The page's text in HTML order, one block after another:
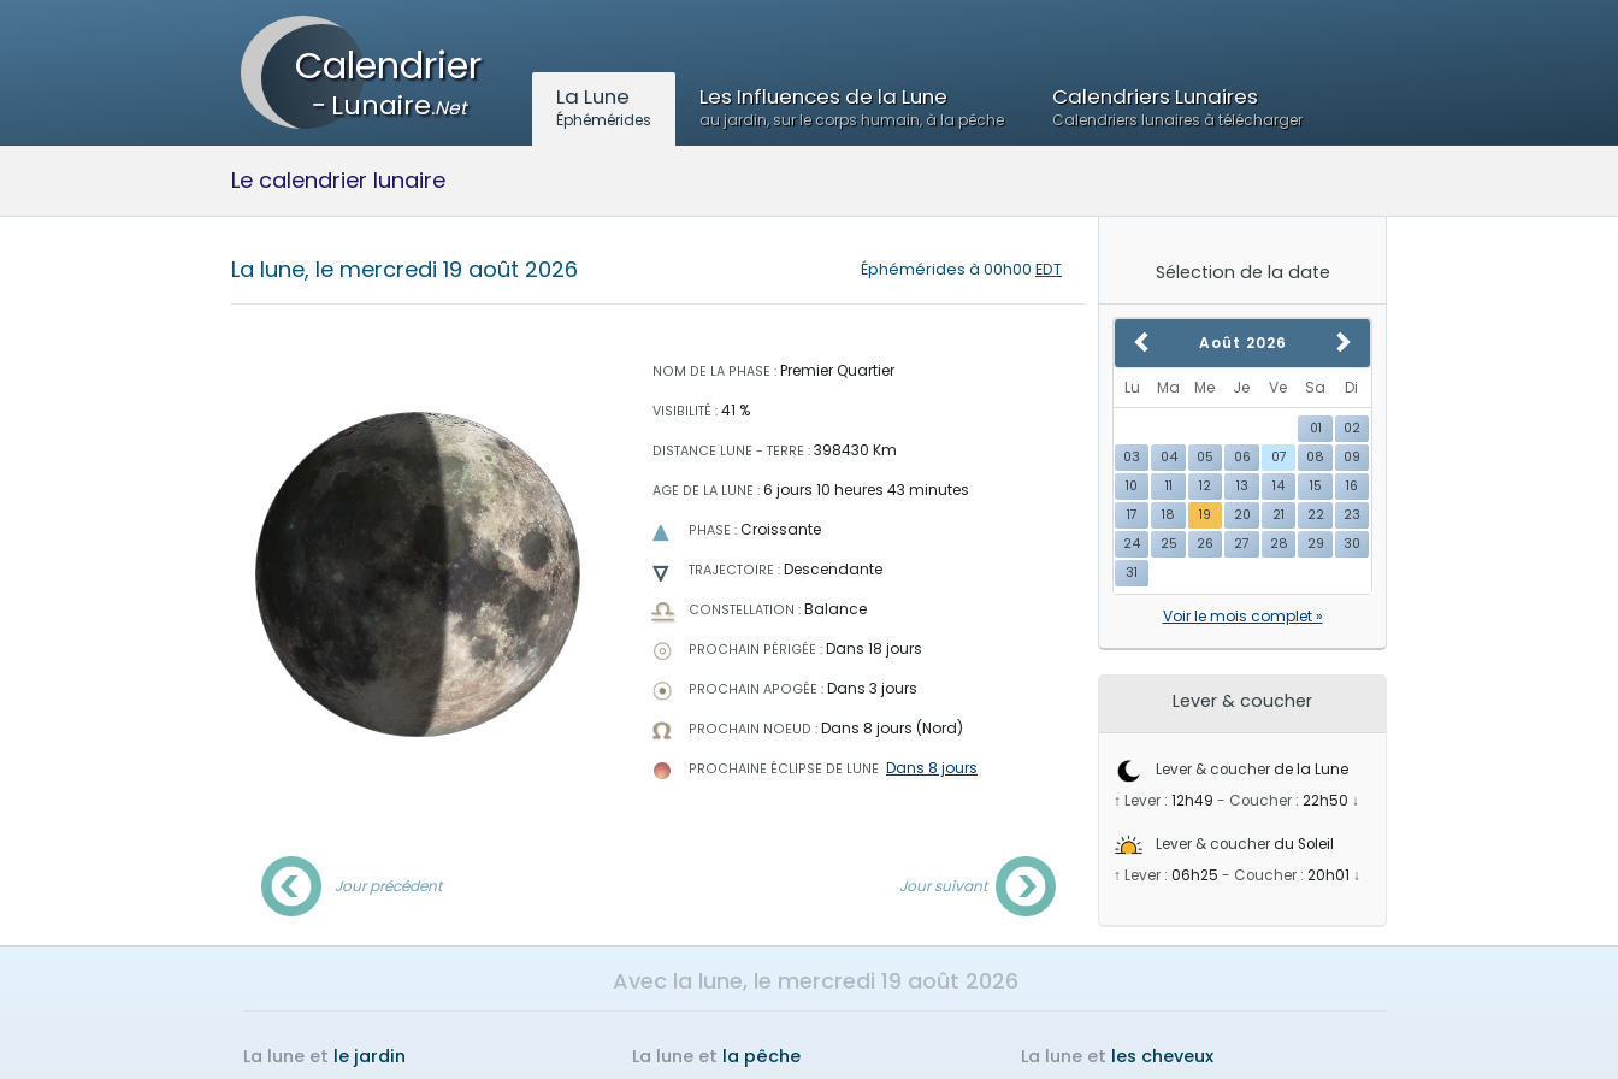
Calendrier
-Lunaire.Net La Lune
Éphémérides
Les Influences de la Lune
au jardin, sur le corps humain, à la pêche
Calendriers Lunaires
Calendriers lunaires à télécharger
Le calendrier lunaire
La lune, le mercredi 19 août 2026 Éphémérides à 00h00 EDT
NOM DE LA PHASE : Premier Quartier
VISIBILITÉ : 41 %
DISTANCE LUNE - TERRE : 398430 Km
AGE DE LA LUNE : 6 jours 10 heures 43 minutes
PHASE : Croissante
TRAJECTOIRE : Descendante
CONSTELLATION : Balance
PROCHAIN PÉRIGÉE : Dans 18 jours
PROCHAIN APOGÉE : Dans 3 jours
PROCHAIN NOEUD : Dans 8 jours (Nord)
PROCHAINE ÉCLIPSE DE LUNE Dans 8 jours
Jour précédent Jour suivant
Sélection de la date
Août 2026
Lu Ma Me Je Ve Sa Di
01
02
03
04 05 06 07 08
09
10
11 12 13 14 15
16
17
18 19 20 21 22
23
24
25 26 27 28 29
30
31
Voir le mois complet »
Lever & coucher
Lever & coucherde la Lune
↑ Lever : 12h49 - Coucher : 22h50 ↓
Lever & coucherdu Soleil
↑ Lever : 06h25 - Coucher : 20h01 ↓
Avec la lune, le mercredi 19 août 2026
La lune et le jardin La lune et la pêche La lune et les cheveux